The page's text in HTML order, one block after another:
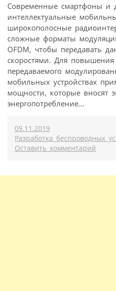
Современные смартфоны и
интеллектуальные
широкополосные
сложные форматы
OFDM, чтобы передавать
скоростями. Для
передаваемого
мобильных устройствах
мощности, которые вносят
энергопотребление...
09.11.2019
Разработка беспроводных
Оставить комментарий